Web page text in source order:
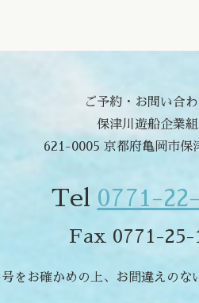
ご予約・お問い合
保津川遊船企業
621-0005 京都府亀岡市保
Tel 0771-
Fax 0771-25-
をお確かめの上、お間違えのな